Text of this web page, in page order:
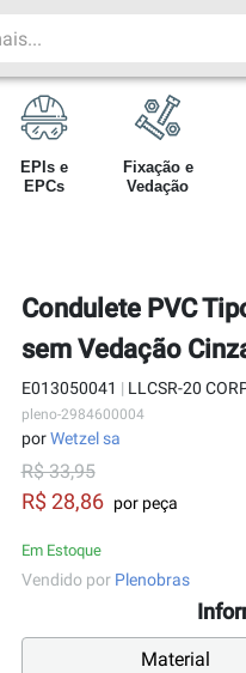
EPIs e
EPCs
Fixação e
Vedação
Condulete PVC
sem Vedação
E013050041 | LLCSR-20
pleno-2984600004
porWetzel sa
R$ 33,95
R$ 28,86 por peça
Em Estoque
Vendido por Plenobras
Material